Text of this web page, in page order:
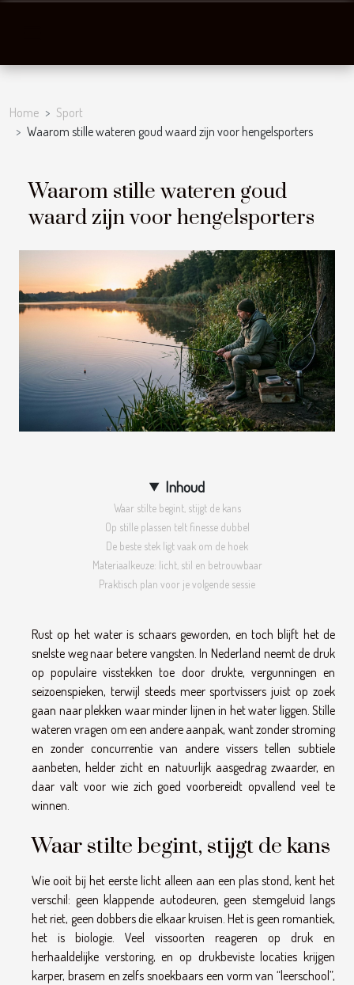
Home
Sport
Waarom stille wateren goud waard zijn voor hengelsporters
Waarom stille wateren goud
waard zijn voor hengelsporters
Inhoud
Waar stilte begint, stijgt de kans
Op stille plassen telt finesse dubbel
De beste stek ligt vaak om de hoek
Materiaalkeuze: licht, stil en betrouwbaar
Praktisch plan voor je volgende sessie
Rust op het water is schaars geworden, en toch blijft het de
snelste weg naar betere vangsten. In Nederland neemt de druk
op populaire visstekken toe door drukte, vergunningen en
seizoenspieken, terwijl steeds meer sportvissers juist op zoek
gaan naar plekken waar minder lijnen in het water liggen. Stille
wateren vragen om een andere aanpak, want zonder stroming
en zonder concurrentie van andere vissers tellen subtiele
aanbeten, helder zicht en natuurlijk aasgedrag zwaarder, en
daar valt voor wie zich goed voorbereidt opvallend veel te
winnen.
Waar stilte begint, stijgt de kans
Wie ooit bij het eerste licht alleen aan een plas stond, kent het
verschil: geen klappende autodeuren, geen stemgeluid langs
het riet, geen dobbers die elkaar kruisen. Het is geen romantiek,
het is biologie. Veel vissoorten reageren op druk en
herhaaldelijke verstoring, en op drukbeviste locaties krijgen
karper, brasem en zelfs snoekbaars een vorm van “leerschool”,